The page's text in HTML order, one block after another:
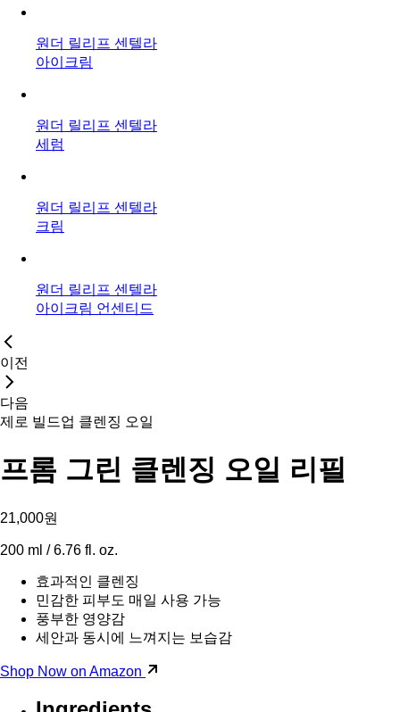
원더 릴리프 센텔라
아이크림
원더 릴리프 센텔라
세럼
원더 릴리프 센텔라
크림
원더 릴리프 센텔라
아이크림 언센티드
이전
다음
제로 빌드업 클렌징 오일
프롬 그린 클렌징 오일 리필
21,000원
200 ml / 6.76 fl. oz.
효과적인 클렌징
민감한 피부도 매일 사용 가능
풍부한 영양감
세안과 동시에 느껴지는 보습감
Shop Now on Amazon